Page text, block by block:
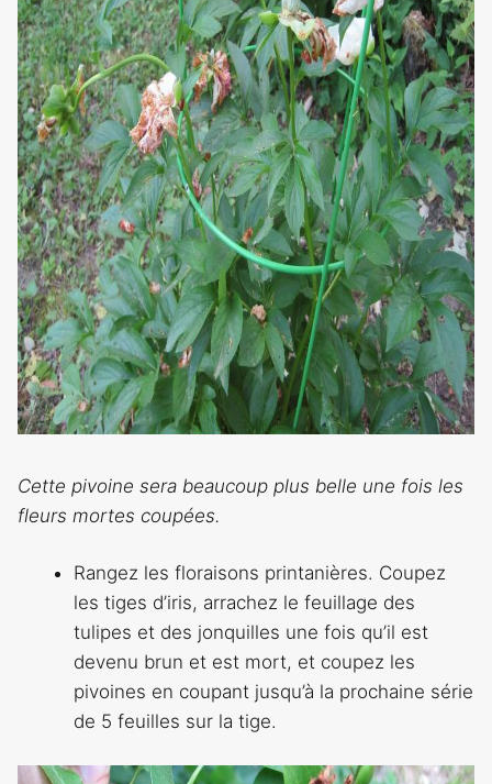
Cette pivoine sera beaucoup plus belle une fois les
fleurs mortes coupées.
Rangez les floraisons printanières. Coupez
les tiges d’iris, arrachez le feuillage des
tulipes et des jonquilles une fois qu’il est
devenu brun et est mort, et coupez les
pivoines en coupant jusqu’à la prochaine série
de 5 feuilles sur la tige.